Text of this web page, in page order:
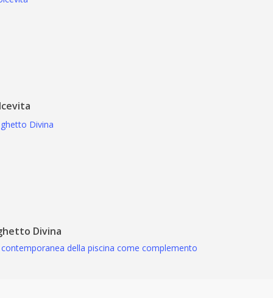
Divina
della piscina come complemento